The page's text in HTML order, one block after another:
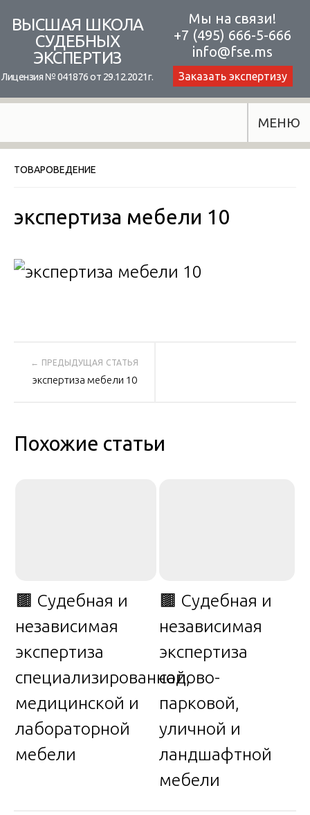
content
ВЫСШАЯ ШКОЛА
СУДЕБНЫХ
ЭКСПЕРТИЗ
Лицензия № 041876 от 29.12.2021г.
Мы на связи!
+7 (495) 666-5-666
info@fse.ms
Заказать экспертизу
МЕНЮ
ТОВАРОВЕДЕНИЕ
экспертиза мебели 10
Навигация
записям
экспертиза мебели 10
Похожие статьи
🟫 Судебная и
независимая
экспертиза
специализированной,
медицинской и
лабораторной
мебели
🟫 Судебная и
независимая
экспертиза
садово-
парковой,
уличной и
ландшафтной
мебели